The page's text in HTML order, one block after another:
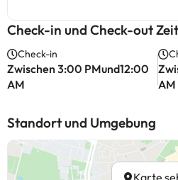
Check-in und Check-out
Check-in
Zwischen 3:00 PMund12:00
AM
AM
Standort und Umgebung
Karte